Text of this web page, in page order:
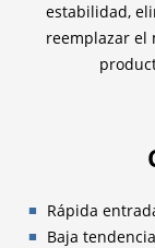
estabilidad,
reemplazar el
Rápida
Baja